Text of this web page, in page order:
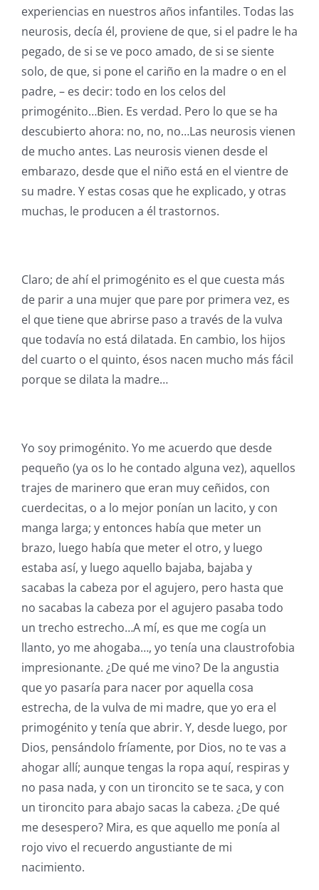
experiencias en nuestros años infantiles. Todas las
neurosis, decía él, proviene de que, si el padre le ha
pegado, de si se ve poco amado, de si se siente
solo, de que, si pone el cariño en la madre o en el
padre, – es decir: todo en los celos del
primogénito…Bien. Es verdad. Pero lo que se ha
descubierto ahora: no, no, no…Las neurosis vienen
de mucho antes. Las neurosis vienen desde el
embarazo, desde que el niño está en el vientre de
su madre. Y estas cosas que he explicado, y otras
muchas, le producen a él trastornos.
Claro; de ahí el primogénito es el que cuesta más
de parir a una mujer que pare por primera vez, es
el que tiene que abrirse paso a través de la vulva
que todavía no está dilatada. En cambio, los hijos
del cuarto o el quinto, ésos nacen mucho más fácil
porque se dilata la madre…
Yo soy primogénito. Yo me acuerdo que desde
pequeño (ya os lo he contado alguna vez), aquellos
trajes de marinero que eran muy ceñidos, con
cuerdecitas, o a lo mejor ponían un lacito, y con
manga larga; y entonces había que meter un
brazo, luego había que meter el otro, y luego
estaba así, y luego aquello bajaba, bajaba y
sacabas la cabeza por el agujero, pero hasta que
no sacabas la cabeza por el agujero pasaba todo
un trecho estrecho…A mí, es que me cogía un
llanto, yo me ahogaba…, yo tenía una claustrofobia
impresionante. ¿De qué me vino? De la angustia
que yo pasaría para nacer por aquella cosa
estrecha, de la vulva de mi madre, que yo era el
primogénito y tenía que abrir. Y, desde luego, por
Dios, pensándolo fríamente, por Dios, no te vas a
ahogar allí; aunque tengas la ropa aquí, respiras y
no pasa nada, y con un tironcito se te saca, y con
un tironcito para abajo sacas la cabeza. ¿De qué
me desespero? Mira, es que aquello me ponía al
rojo vivo el recuerdo angustiante de mi
nacimiento.